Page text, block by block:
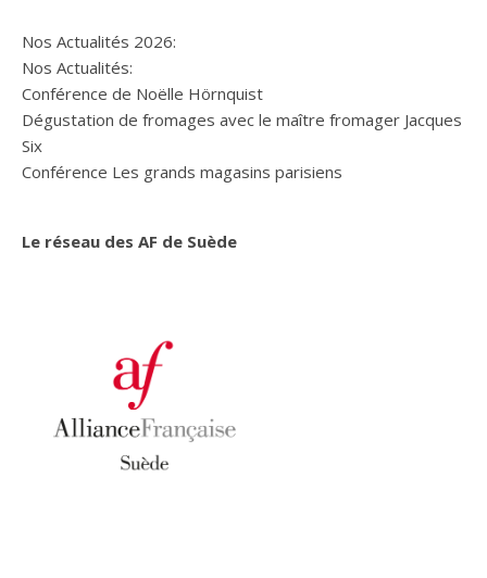
Nos Actualités 2026:
Nos Actualités:
Conférence de Noëlle Hörnquist
Dégustation de fromages avec le maître fromager Jacques
Six
Conférence Les grands magasins parisiens
Le réseau des AF de Suède